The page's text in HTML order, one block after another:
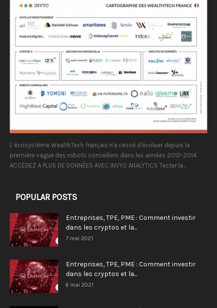
L’écosystème WealthTech français n'a cessé d'évoluer depuis la
première vague des robots conseillers dans les années 2012-2014.
ACCÉDEZ A PLUS DE DONNÉES AVEC INVYO ANALYTICS Tester la...
POPULAR POSTS
Entreprises, TPE, PME : Comment investir
dans les cryptos et la...
7 mai 2021
Entreprises, TPE, PME : Comment investir
dans les cryptos et la...
6 mai 2021